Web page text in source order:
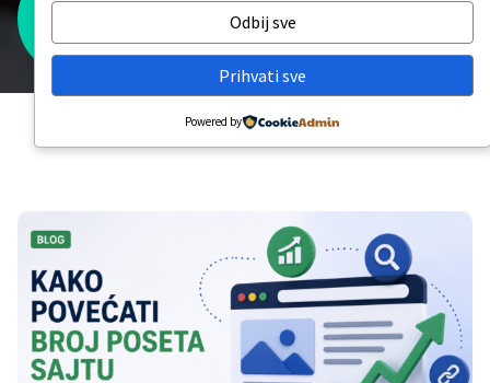
Kako povećati broj poseta sajtu bez plaćenih
reklama?
Odbij sve
Prihvati sve
Powered by